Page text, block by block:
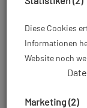
Diese Cookies
Informationen
Website noch
Marketing (2)